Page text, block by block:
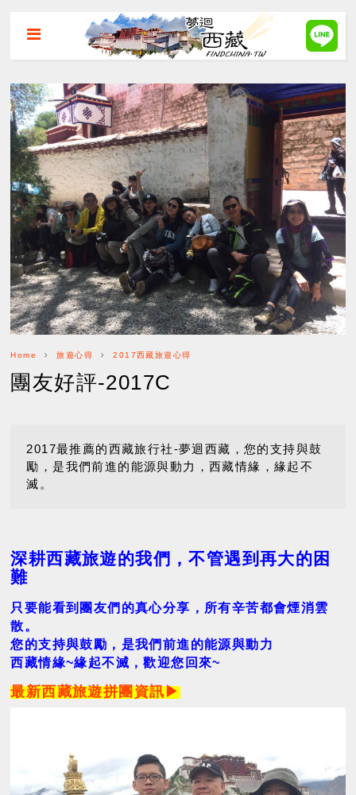
Home 旅遊心得 2017西藏旅遊心得
團友好評-2017C
2017最推薦的西藏旅行社-夢迴西藏，您的支持與鼓
勵，是我們前進的能源與動力，西藏情緣，緣起不
滅。
深耕西藏旅遊的我們，不管遇到再大的困
難
只要能看到團友們的真心分享，所有辛苦都會煙消雲
散。
您的支持與鼓勵，是我們前進的能源與動力
西藏情緣~緣起不滅，歡迎您回來~
最新西藏旅遊拼團資訊▶